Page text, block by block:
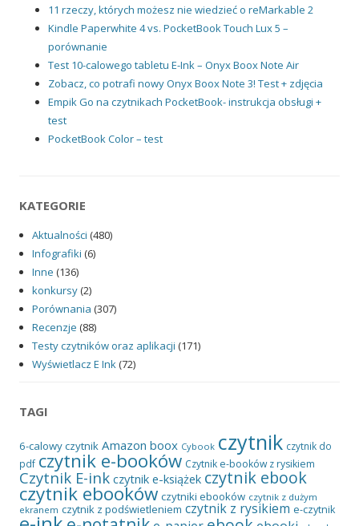
11 rzeczy, których możesz nie wiedzieć o reMarkable 2
Kindle Paperwhite 4 vs. PocketBook Touch Lux 5 –
porównanie
Test 10-calowego tabletu E-Ink – Onyx Boox Note Air
Zobacz, co potrafi nowy Onyx Boox Note 3! Test + zdjęcia
Empik Go na czytnikach PocketBook- instrukcja obsługi +
test
PocketBook Color – test
KATEGORIE
Aktualności (480)
Infografiki (6)
Inne (136)
konkursy(2)
Porównania (307)
Recenzje (88)
Testy czytników oraz aplikacji (171)
Wyświetlacz E Ink (72)
TAGI
6-calowy czytnik Amazon boox Cybook czytnik czytnik do
pdf czytnik e-booków Czytnik e-booków z rysikiem
Czytnik E-ink czytnik e-książek czytnik ebook
czytnik ebooków czytniki ebooków czytnik z dużym
ekranem czytnik z podświetleniem czytnik z rysikiem e-czytnik